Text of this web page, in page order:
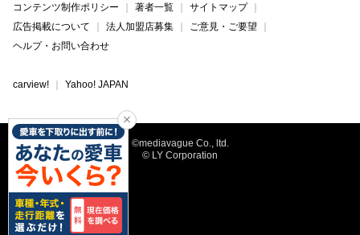
コンテンツ制作ポリシー
著者一覧
サイトマップ
広告掲載について
法人加盟店募集
ご意見・ご要望
ヘルプ・お問い合わせ
carview! Yahoo! JAPAN
©mediavague Co., ltd.
© LY Corporation